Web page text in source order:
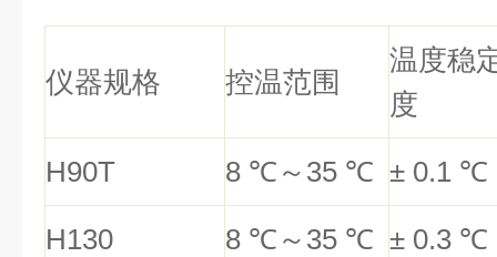
仪器规格 控温范围
温度稳
度
H90T 8 ℃ ～ 35 ℃ ± 0.1 ℃
H130 8 ℃ ～ 35 ℃ ± 0.3 ℃